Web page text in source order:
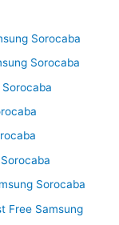
Sorocaba
Sorocaba
Sorocaba
Free Samsung